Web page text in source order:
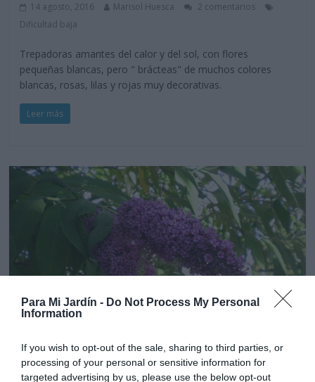
Para Mi Jardín - Do Not Process My Personal
Information
If you wish to opt-out of the sale, sharing to third parties, or
processing of your personal or sensitive information for
targeted advertising by us, please use the below opt-out
14 agosto, 2016 Marisol Huesca
2 comentarios
Dificultad baja
Trepadoras amantes del calor y del sol, con flores
pequeñas blancas, pero " brácteas" de muchos colores
blancas, rosas, lilas y rojas muy decorativas.
Leer más
Arbustos
Arbusto de las mariposas-Buddelia-